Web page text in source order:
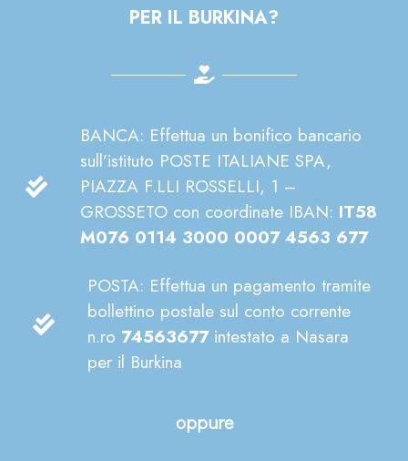
PER IL BURKINA?
BANCA: Effettua un bonifico bancario
sull’istituto POSTE ITALIANE SPA,
PIAZZA F.LLI ROSSELLI, 1 –
GROSSETO con coordinate IBAN: IT58
M076 0114 3000 0007 4563 677
POSTA: Effettua un pagamento tramite
bollettino postale sul conto corrente
n.ro 74563677 intestato a Nasara
per il Burkina
oppure